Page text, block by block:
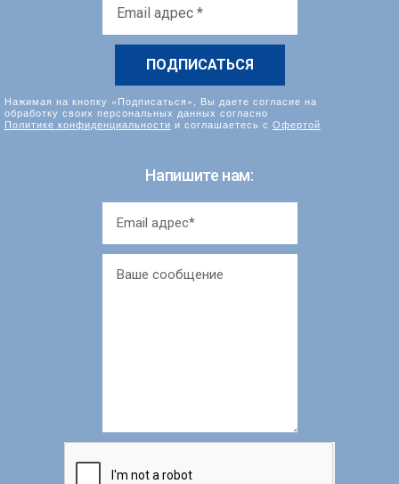
Нажимая на кнопку «Подписаться», Вы даете согласие на
обработку своих персональных данных согласно
Политике конфиденциальности и соглашаетесь с Офертой
Напишите нам: